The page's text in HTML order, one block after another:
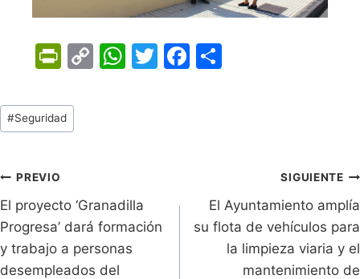
Pr
tF
ri
dl
y
C
k
W
p
T
F
k
Tags
de
#Seguridad
Navegación
de
entradas
PREVIO
El proyecto ‘Granadilla
Progresa’ dará formación
y trabajo a personas
desempleados del
SIGUIENTE
El Ayuntamiento amplía
su flota de vehículos para
la limpieza viaria y el
mantenimiento de